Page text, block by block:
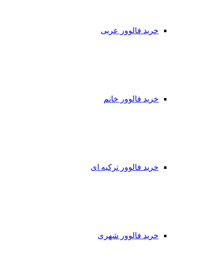
خرید فالوور عربی
خرید فالوور خانم
خرید فالوور ترکیه ای
خرید فالوور شهری